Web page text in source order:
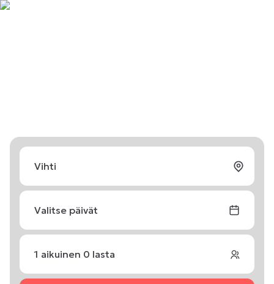
Valitse päivät
1 aikuinen 0 lasta